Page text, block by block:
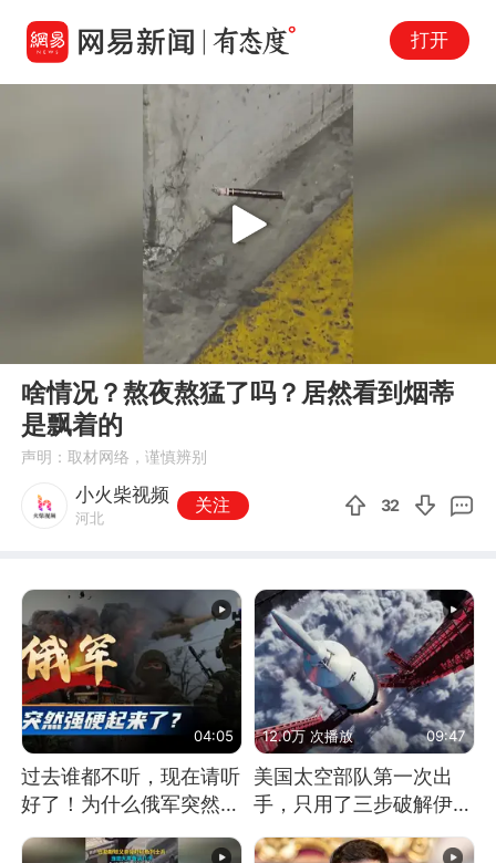
打开
Play
啥情况？熬夜熬猛了吗？居然看到烟蒂
是飘着的
声明：取材网络，谨慎辨别
小火柴视频
河北
关注 32
04:05
过去谁都不听，现在请听
好了！为什么俄军突然强
12.0万 次播放 09:47
美国太空部队第一次出
手，只用了三步破解伊朗